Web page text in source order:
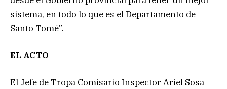
sistema, en todo lo que es el Departamento de
Santo Tomé”.
EL ACTO
El Jefe de Tropa Comisario Inspector Ariel Sosa